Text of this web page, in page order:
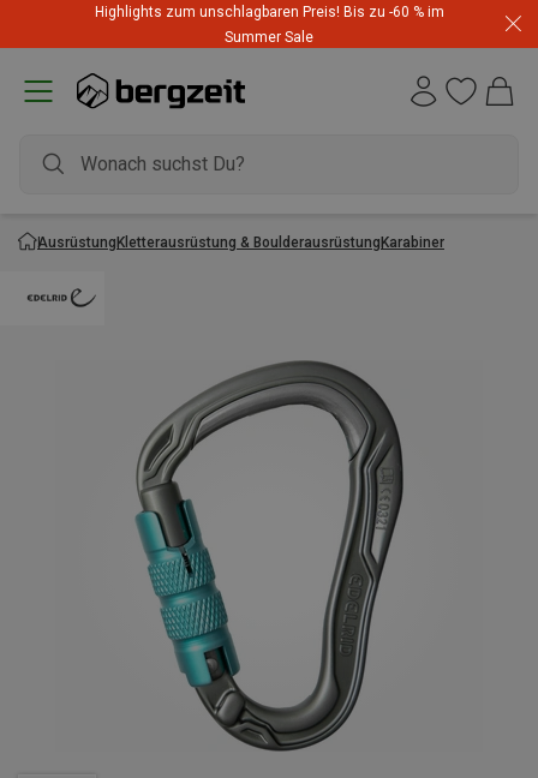
Highlights zum unschlagbaren Preis! Bis zu -60 % im
Summer Sale
AusrüstungKletterausrüstung & BoulderausrüstungKarabiner